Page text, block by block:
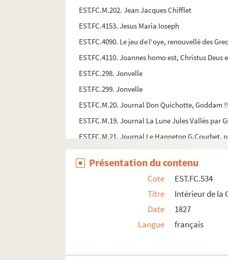
EST.FC.M.202. Jean Jacques Chifflet
EST.FC.4153. Jesus Maria Ioseph
EST.FC.4090. Le jeu de l'oye, renouvellé des
EST.FC.4110. Joannes homo est, Christus
EST.FC.298. Jonvelle
EST.FC.299. Jonvelle
EST.FC.M.20. Journal Don Quichotte, Goddam
EST.FC.M.19. Journal La Lune Jules Vallès par
EST.FC.M.21. Journal Le Hanneton G.Courbet,
EST.FC.M.22. Journal Le Hanneton Glais-
EST.FC.M.18. Jules Simon par L. Petit
EST.FC.386. Le Jura pris des bords du Lac de
EST.FC.401. Le Lac d'Antre : Franche-Comté
EST.FC.402. Le Lac d'Antre : Franche-Comté
EST.FC.447. Lac de Bonlieu (Jura pittoresque)
Présentation du contenu
Cote
EST.FC.534
Titre
Intérieur de la
Date
1827
Langue
français